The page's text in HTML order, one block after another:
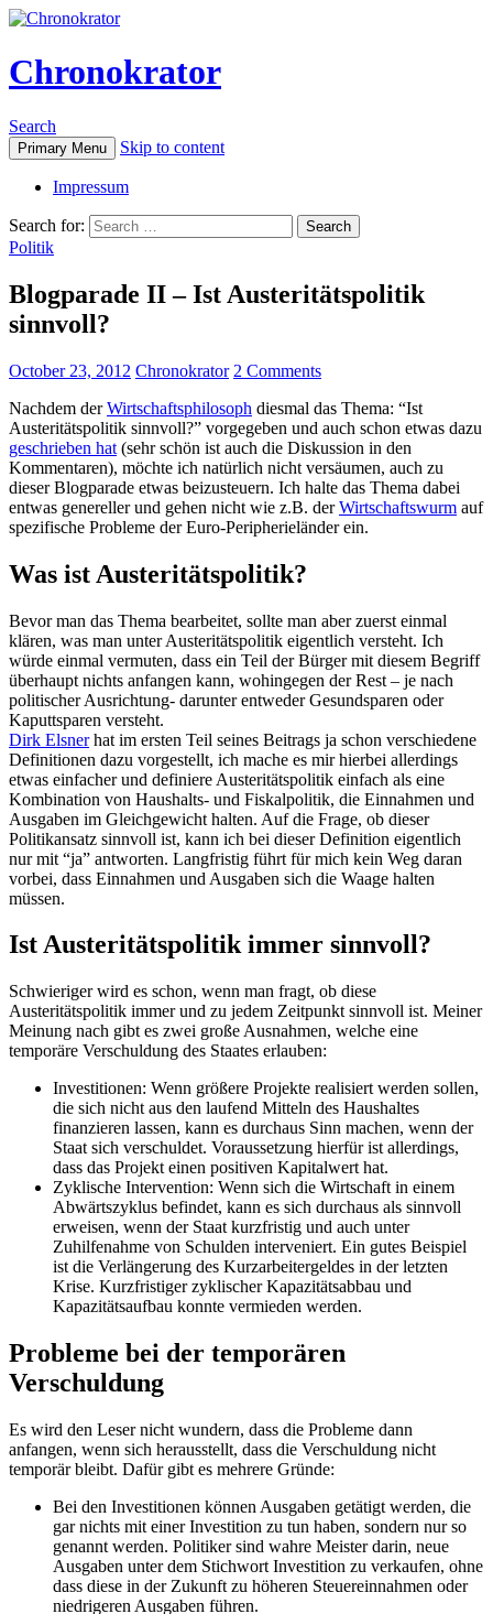
Chronokrator
Search
Primary Menu Skip to content
Impressum
Search for:
Politik
Blogparade II – Ist Austeritätspolitik
sinnvoll?
October 23, 2012 Chronokrator 2 Comments
Nachdem derWirtschaftsphilosoph diesmal das Thema: “Ist
Austeritätspolitik sinnvoll?” vorgegeben und auch schon etwas dazu
geschrieben hat (sehr schön ist auch die Diskussion in den
Kommentaren), möchte ich natürlich nicht versäumen, auch zu
dieser Blogparade etwas beizusteuern. Ich halte das Thema dabei
entwas genereller und gehen nicht wie z.B. derWirtschaftswurm auf
spezifische Probleme der Euro-Peripherieländer ein.
Was ist Austeritätspolitik?
Bevor man das Thema bearbeitet, sollte man aber zuerst einmal
klären, was man unter Austeritätspolitik eigentlich versteht. Ich
würde einmal vermuten, dass ein Teil der Bürger mit diesem Begriff
überhaupt nichts anfangen kann, wohingegen der Rest – je nach
politischer Ausrichtung- darunter entweder Gesundsparen oder
Kaputtsparen versteht.
Dirk Elsnerhat im ersten Teil seines Beitrags ja schon verschiedene
Definitionen dazu vorgestellt, ich mache es mir hierbei allerdings
etwas einfacher und definiere Austeritätspolitik einfach als eine
Kombination von Haushalts- und Fiskalpolitik, die Einnahmen und
Ausgaben im Gleichgewicht halten. Auf die Frage, ob dieser
Politikansatz sinnvoll ist, kann ich bei dieser Definition eigentlich
nur mit “ja” antworten. Langfristig führt für mich kein Weg daran
vorbei, dass Einnahmen und Ausgaben sich die Waage halten
müssen.
Ist Austeritätspolitik immer sinnvoll?
Schwieriger wird es schon, wenn man fragt, ob diese
Austeritätspolitik immer und zu jedem Zeitpunkt sinnvoll ist. Meiner
Meinung nach gibt es zwei große Ausnahmen, welche eine
temporäre Verschuldung des Staates erlauben:
Investitionen: Wenn größere Projekte realisiert werden sollen,
die sich nicht aus den laufend Mitteln des Haushaltes
finanzieren lassen, kann es durchaus Sinn machen, wenn der
Staat sich verschuldet. Voraussetzung hierfür ist allerdings,
dass das Projekt einen positiven Kapitalwert hat.
Zyklische Intervention: Wenn sich die Wirtschaft in einem
Abwärtszyklus befindet, kann es sich durchaus als sinnvoll
erweisen, wenn der Staat kurzfristig und auch unter
Zuhilfenahme von Schulden interveniert. Ein gutes Beispiel
ist die Verlängerung des Kurzarbeitergeldes in der letzten
Krise. Kurzfristiger zyklischer Kapazitätsabbau und
Kapazitätsaufbau konnte vermieden werden.
Probleme bei der temporären
Verschuldung
Es wird den Leser nicht wundern, dass die Probleme dann
anfangen, wenn sich herausstellt, dass die Verschuldung nicht
temporär bleibt. Dafür gibt es mehrere Gründe:
Bei den Investitionen können Ausgaben getätigt werden, die
gar nichts mit einer Investition zu tun haben, sondern nur so
genannt werden. Politiker sind wahre Meister darin, neue
Ausgaben unter dem Stichwort Investition zu verkaufen, ohne
dass diese in der Zukunft zu höheren Steuereinnahmen oder
niedrigeren Ausgaben führen.